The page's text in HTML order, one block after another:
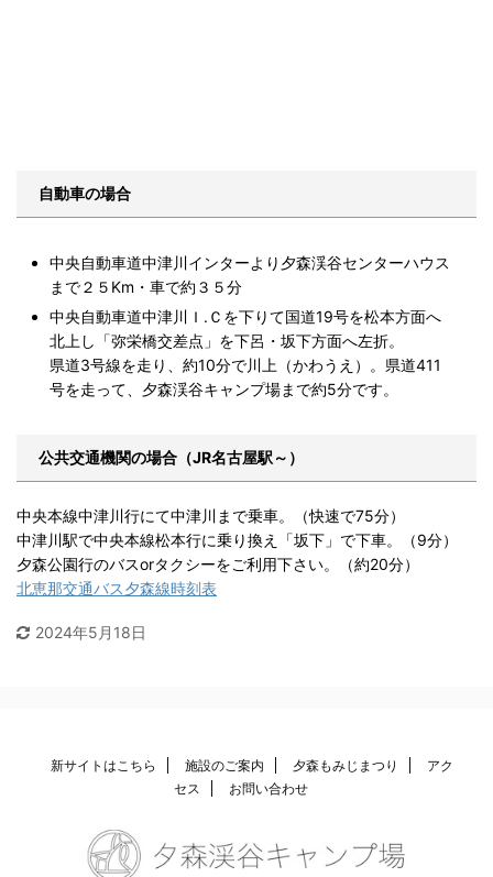
自動車の場合
中央自動車道中津川インターより夕森渓谷センターハウス
まで２５Km・車で約３５分
中央自動車道中津川Ｉ.Ｃを下りて国道19号を松本方面へ
北上し「弥栄橋交差点」を下呂・坂下方面へ左折。
県道3号線を走り、約10分で川上（かわうえ）。県道411
号を走って、夕森渓谷キャンプ場まで約5分です。
公共交通機関の場合（JR名古屋駅～）
中央本線中津川行にて中津川まで乗車。（快速で75分）
中津川駅で中央本線松本行に乗り換え「坂下」で下車。（9分）
夕森公園行のバスorタクシーをご利用下さい。（約20分）
北恵那交通バス夕森線時刻表
2024年5月18日
新サイトはこちら 施設のご案内 夕森もみじまつり
アク
セス
お問い合わせ